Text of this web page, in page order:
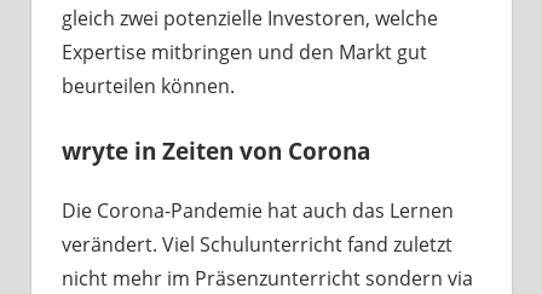
gleich zwei potenzielle Investoren, welche
Expertise mitbringen und den Markt gut
beurteilen können.
wryte in Zeiten von Corona
Die Corona-Pandemie hat auch das Lernen
verändert. Viel Schulunterricht fand zuletzt
nicht mehr im Präsenzunterricht sondern via